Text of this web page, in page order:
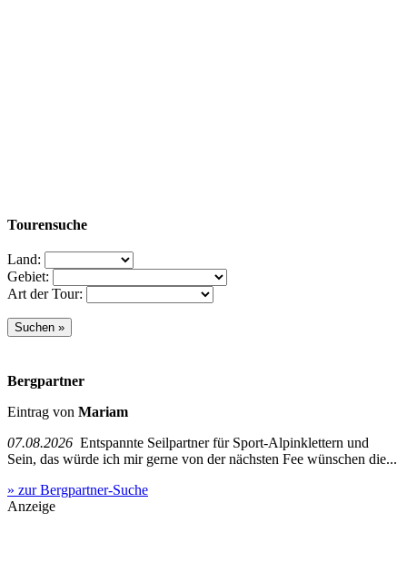
Tourensuche
Land:
Gebiet:
Art der Tour:
Bergpartner
Eintrag von Mariam
07.08.2026 Entspannte Seilpartner für Sport-Alpinklettern und
Sein, das würde ich mir gerne von der nächsten Fee wünschen die...
» zur Bergpartner-Suche
Anzeige